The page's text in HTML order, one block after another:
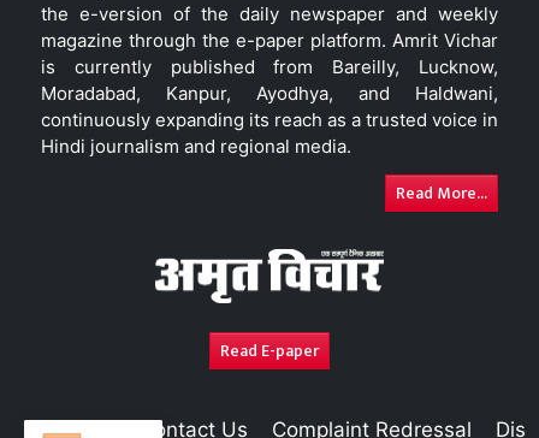
the e-version of the daily newspaper and weekly
magazine through the e-paper platform. Amrit Vichar
is currently published from Bareilly, Lucknow,
Moradabad, Kanpur, Ayodhya, and Haldwani,
continuously expanding its reach as a trusted voice in
Hindi journalism and regional media.
Read More...
Read E-paper
About Us Contact Us Complaint Redressal